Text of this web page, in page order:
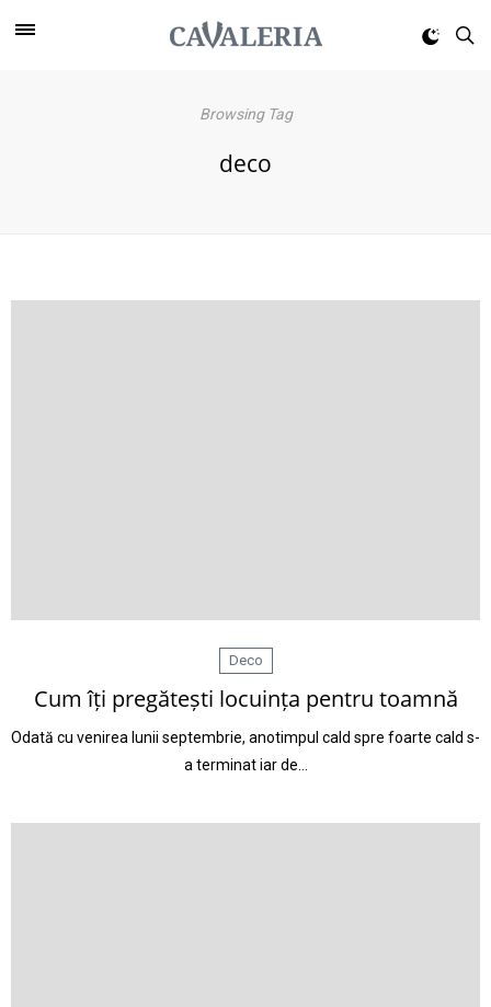
Browsing Tag
deco
Deco
Cum îți pregătești locuința pentru toamnă
Odată cu venirea lunii septembrie, anotimpul cald spre foarte cald s-
a terminat iar de…